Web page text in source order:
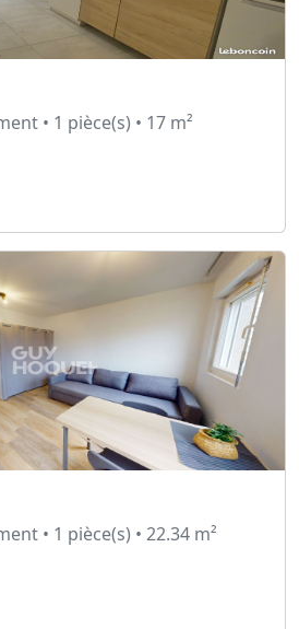
• 1 pièce(s) • 17 m²
• 1 pièce(s) • 22.34 m²